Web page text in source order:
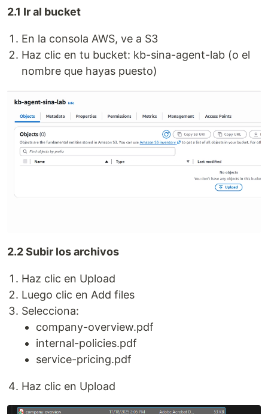
2.1 Ir al bucket
En la consola AWS, ve a S3
Haz clic en tu bucket: kb-sina-agent-lab (o el
nombre que hayas puesto)
2.2 Subir los archivos
Haz clic en Upload
Luego clic en Add files
Selecciona:
company-overview.pdf
internal-policies.pdf
service-pricing.pdf
Haz clic en Upload